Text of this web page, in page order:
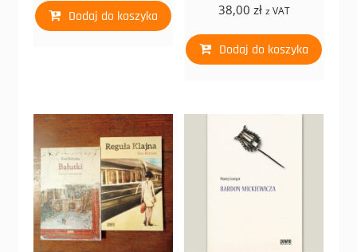
Dodaj do koszyka 38,00 zł z VAT
Dodaj do koszyka